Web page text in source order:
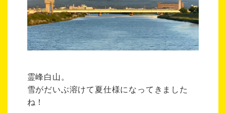
霊峰白山。
雪がだいぶ溶けて夏仕様になってきました
ね！